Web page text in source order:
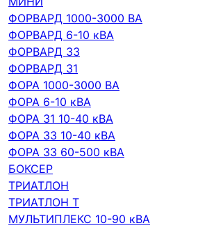
ФОРВАРД 1000-3000 ВА
ФОРВАРД 6-10 кВА
ФОРВАРД 33
ФОРВАРД 31
ФОРА 1000-3000 ВА
ФОРА 6-10 кВА
ФОРА 31 10-40 кВА
ФОРА 33 10-40 кВА
ФОРА 33 60-500 кВА
БОКСЕР
ТРИАТЛОН
ТРИАТЛОН Т
МУЛЬТИПЛЕКС 10-90 кВА